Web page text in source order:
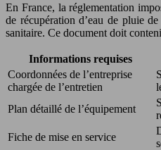
En France, la réglementation
de récupération d’eau de pluie
sanitaire. Ce document doit
Informations requises
Coordonnées de l’entreprise
chargée de l’entretien
Plan détaillé de l’équipement
Fiche de mise en service